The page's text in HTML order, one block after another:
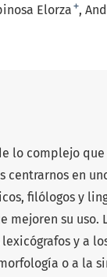
Elorza +
lo complejo
centrarnos en
filólogos y
mejoren su uso.
y a
o a la